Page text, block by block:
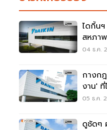
ไดกิ้น
สหภา
หลังเจ
04 ธ.ค.
กางก
งาน' ที่
โบนัส
05 ธ.ค.
ดูชัดๆ